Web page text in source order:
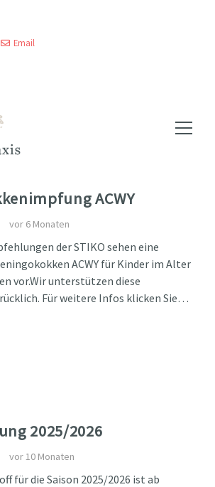
Email
ACWY
vor 6 Monaten
der STIKO sehen eine
ACWY für Kinder im Alter
vor.Wir unterstützen diese
Für weitere Infos klicken Sie…
2025/2026
vor 10 Monaten
für die Saison 2025/2026 ist ab